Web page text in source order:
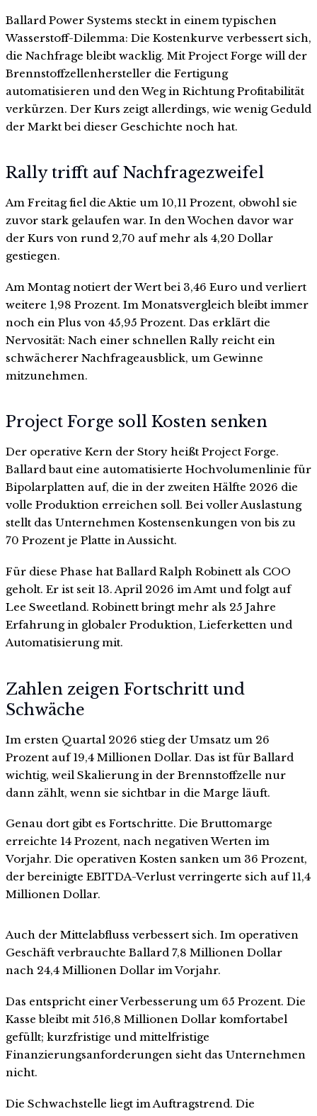
Ballard Power Systems steckt in einem typischen
Wasserstoff-Dilemma: Die Kostenkurve verbessert sich,
die Nachfrage bleibt wacklig. Mit Project Forge will der
Brennstoffzellenhersteller die Fertigung
automatisieren und den Weg in Richtung Profitabilität
verkürzen. Der Kurs zeigt allerdings, wie wenig Geduld
der Markt bei dieser Geschichte noch hat.
Rally trifft auf Nachfragezweifel
Am Freitag fiel die Aktie um 10,11 Prozent, obwohl sie
zuvor stark gelaufen war. In den Wochen davor war
der Kurs von rund 2,70 auf mehr als 4,20 Dollar
gestiegen.
Am Montag notiert der Wert bei 3,46 Euro und verliert
weitere 1,98 Prozent. Im Monatsvergleich bleibt immer
noch ein Plus von 45,95 Prozent. Das erklärt die
Nervosität: Nach einer schnellen Rally reicht ein
schwächerer Nachfrageausblick, um Gewinne
mitzunehmen.
Project Forge soll Kosten senken
Der operative Kern der Story heißt Project Forge.
Ballard baut eine automatisierte Hochvolumenlinie für
Bipolarplatten auf, die in der zweiten Hälfte 2026 die
volle Produktion erreichen soll. Bei voller Auslastung
stellt das Unternehmen Kostensenkungen von bis zu
70 Prozent je Platte in Aussicht.
Für diese Phase hat Ballard Ralph Robinett als COO
geholt. Er ist seit 13. April 2026 im Amt und folgt auf
Lee Sweetland. Robinett bringt mehr als 25 Jahre
Erfahrung in globaler Produktion, Lieferketten und
Automatisierung mit.
Zahlen zeigen Fortschritt und
Schwäche
Im ersten Quartal 2026 stieg der Umsatz um 26
Prozent auf 19,4 Millionen Dollar. Das ist für Ballard
wichtig, weil Skalierung in der Brennstoffzelle nur
dann zählt, wenn sie sichtbar in die Marge läuft.
Genau dort gibt es Fortschritte. Die Bruttomarge
erreichte 14 Prozent, nach negativen Werten im
Vorjahr. Die operativen Kosten sanken um 36 Prozent,
der bereinigte EBITDA-Verlust verringerte sich auf 11,4
Millionen Dollar.
Auch der Mittelabfluss verbessert sich. Im operativen
Geschäft verbrauchte Ballard 7,8 Millionen Dollar
nach 24,4 Millionen Dollar im Vorjahr.
Das entspricht einer Verbesserung um 65 Prozent. Die
Kasse bleibt mit 516,8 Millionen Dollar komfortabel
gefüllt; kurzfristige und mittelfristige
Finanzierungsanforderungen sieht das Unternehmen
nicht.
Die Schwachstelle liegt im Auftragstrend. Die